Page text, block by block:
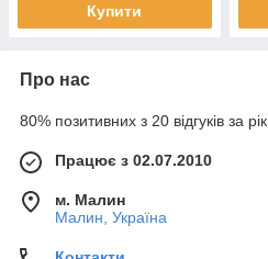
Купити
Про нас
80% позитивних з 20 відгуків за рік
Працює з 02.07.2010
м. Малин
Малин, Україна